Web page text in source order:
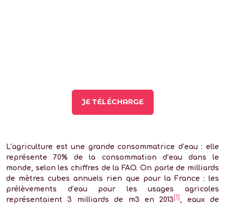
JE TÉLÉCHARGE
L’agriculture est une grande consommatrice d’eau : elle
représente 70% de la consommation d’eau dans le
monde, selon les chiffres de la FAO. On parle de milliards
de mètres cubes annuels rien que pour la France : les
prélèvements d’eau pour les usages agricoles
représentaient 3 milliards de m3 en 2013
[1] , eaux de